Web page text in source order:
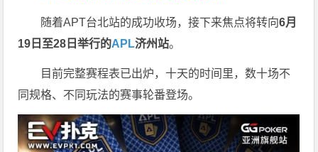
随着APT台北站的成功收场，接下来焦点将转向6月
19 日至28 日举行的APL济州站。
目前完整赛程表已出炉，十天的时间里，数十场不
同规格、不同玩法的赛事轮番登场。